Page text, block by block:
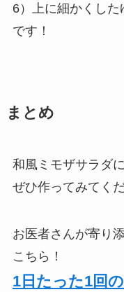
6）上に細かくし
です！
まとめ
和風ミモザサラダ
ぜひ作ってみてくだ
お医者さんが寄り
こちら！
1日たった1回